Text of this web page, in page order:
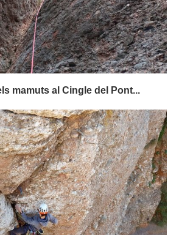
mamuts al Cingle del Pont...